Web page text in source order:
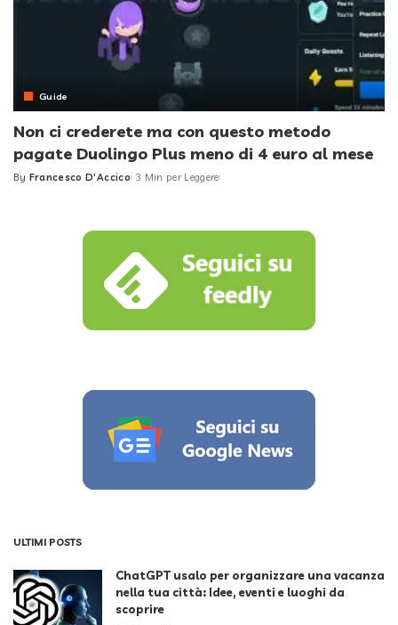
Guide
Non ci crederete ma con questo metodo
pagate Duolingo Plus meno di 4 euro al mese
Posted
By Francesco D'Accico 3 Min per Leggere
ULTIMI POSTS
ChatGPT usalo per organizzare una vacanza
nella tua città: Idee, eventi e luoghi da
scoprire